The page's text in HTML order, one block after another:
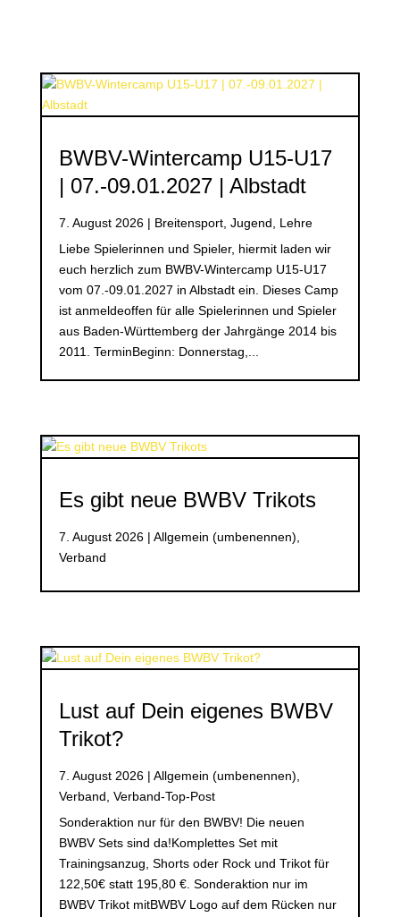
BWBV-Wintercamp U15-U17
| 07.-09.01.2027 | Albstadt
7. August 2026| Breitensport, Jugend
Lehre
Liebe Spielerinnen und Spieler, hiermit laden wir
euch herzlich zum BWBV-Wintercamp U15-U17
vom 07.-09.01.2027 in Albstadt ein. Dieses Camp
ist anmeldeoffen für alle Spielerinnen und Spieler
aus Baden-Württemberg der Jahrgänge 2014 bis
2011. TerminBeginn: Donnerstag,...
Es gibt neue BWBV Trikots
7. August 2026| Allgemein (umbenennen)
Verband
Lust auf Dein eigenes BWBV
Trikot?
7. August 2026| Allgemein (umbenennen)
Verband Verband-Top-Post
Sonderaktion nur für den BWBV! Die neuen
BWBV Sets sind da!Komplettes Set mit
Trainingsanzug, Shorts oder Rock und Trikot für
122,50€ statt 195,80 €. Sonderaktion nur im
BWBV Trikot mitBWBV Logo auf dem Rücken nur